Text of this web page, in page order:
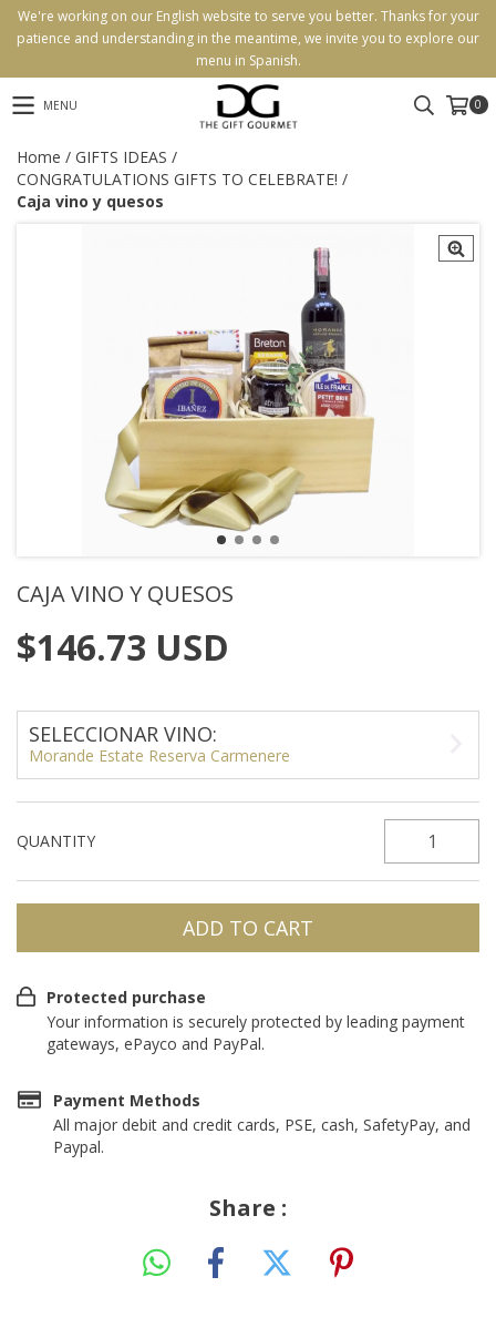
We're working on our English website to serve you better. Thanks for your
patience and understanding in the meantime, we invite you to explore our
menu in Spanish.
MENU 0
Home / GIFTS IDEAS /
CONGRATULATIONS GIFTS TO CELEBRATE! /
Caja vino y quesos
CAJA VINO Y QUESOS
$146.73 USD
SELECCIONAR VINO:
Morande Estate Reserva Carmenere
QUANTITY
Protected purchase
Your information is securely protected by leading payment
gateways, ePayco and PayPal.
Payment Methods
All major debit and credit cards, PSE, cash, SafetyPay, and
Paypal.
Share :